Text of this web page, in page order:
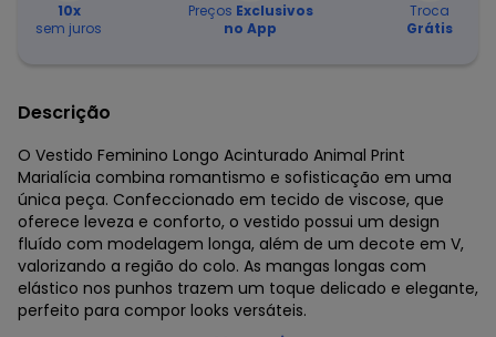
10x
sem juros
Preços Exclusivos
no App
Troca
Grátis
Descrição
O Vestido Feminino Longo Acinturado Animal Print
Marialícia combina romantismo e sofisticação em uma
única peça. Confeccionado em tecido de viscose, que
oferece leveza e conforto, o vestido possui um design
fluído com modelagem longa, além de um decote em V,
valorizando a região do colo. As mangas longas com
elástico nos punhos trazem um toque delicado e elegante,
perfeito para compor looks versáteis.